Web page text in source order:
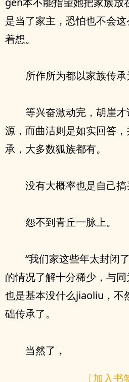
是当了家主，恐怕也不会
着想。
所作所为都以家族传承
等兴奋激动完，胡崖
源，而曲洁则是如实回答
承，大多数狐族都有。
没有大概率也是自己搞
怨不到青丘一脉上。
“我们家这些年太封闭
的情况了解十分稀少，与同
也是基本没什么jiaoliu，不
础传承了。
当然了，
〔加入书